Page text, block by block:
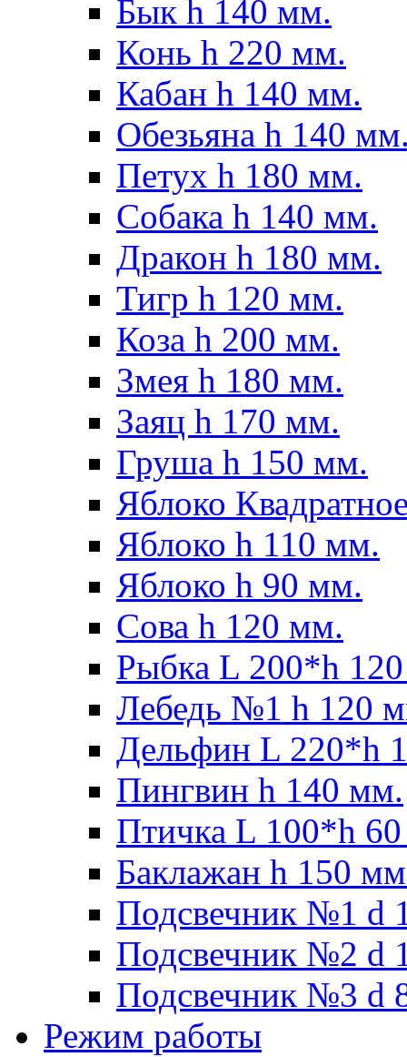
Бык h 140 мм.
Конь h 220 мм.
Кабан h 140 мм.
Обезьяна h 140
Петух h 180 мм.
Собака h 140 мм.
Дракон h 180 мм.
Тигр h 120 мм.
Коза h 200 мм.
Змея h 180 мм.
Заяц h 170 мм.
Груша h 150 мм.
Яблоко
Яблоко h 110 мм.
Яблоко h 90 мм.
Сова h 120 мм.
Рыбка L 200*h
Лебедь №1 h 120
Дельфин L 220*h
Пингвин h 140 мм.
Птичка L 100*h
Баклажан h 150
Подсвечник №1 d
Подсвечник №2 d
Подсвечник №3 d
Режим работы